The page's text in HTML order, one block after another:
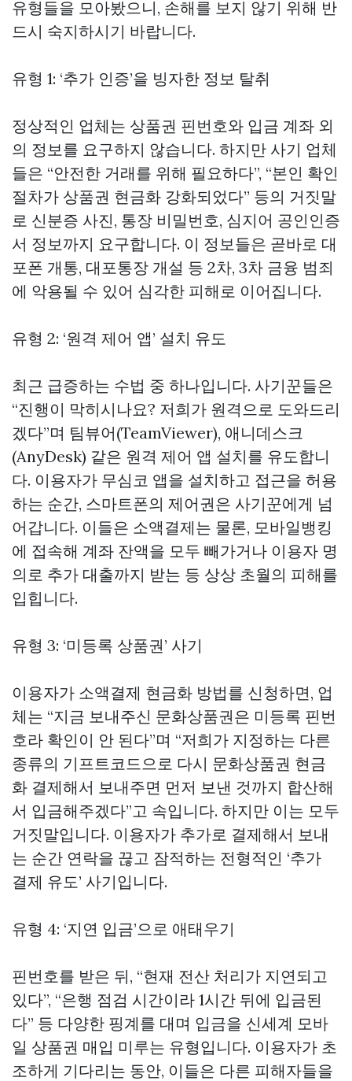
유형들을 모아봤으니, 손해를 보지 않기 위해 반
드시 숙지하시기 바랍니다.
유형 1: ‘추가 인증’을 빙자한 정보 탈취
정상적인 업체는 상품권 핀번호와 입금 계좌 외
의 정보를 요구하지 않습니다. 하지만 사기 업체
들은 “안전한 거래를 위해 필요하다”, “본인 확인
절차가 상품권 현금화 강화되었다” 등의 거짓말
로 신분증 사진, 통장 비밀번호, 심지어 공인인증
서 정보까지 요구합니다. 이 정보들은 곧바로 대
포폰 개통, 대포통장 개설 등 2차, 3차 금융 범죄
에 악용될 수 있어 심각한 피해로 이어집니다.
유형 2: ‘원격 제어 앱’ 설치 유도
최근 급증하는 수법 중 하나입니다. 사기꾼들은
“진행이 막히시나요? 저희가 원격으로 도와드리
겠다”며 팀뷰어(TeamViewer), 애니데스크
(AnyDesk) 같은 원격 제어 앱 설치를 유도합니
다. 이용자가 무심코 앱을 설치하고 접근을 허용
하는 순간, 스마트폰의 제어권은 사기꾼에게 넘
어갑니다. 이들은 소액결제는 물론, 모바일뱅킹
에 접속해 계좌 잔액을 모두 빼가거나 이용자 명
의로 추가 대출까지 받는 등 상상 초월의 피해를
입힙니다.
유형 3: ‘미등록 상품권’ 사기
이용자가 소액결제 현금화 방법를 신청하면, 업
체는 “지금 보내주신 문화상품권은 미등록 핀번
호라 확인이 안 된다”며 “저희가 지정하는 다른
종류의 기프트코드으로 다시 문화상품권 현금
화 결제해서 보내주면 먼저 보낸 것까지 합산해
서 입금해주겠다”고 속입니다. 하지만 이는 모두
거짓말입니다. 이용자가 추가로 결제해서 보내
는 순간 연락을 끊고 잠적하는 전형적인 ‘추가
결제 유도’ 사기입니다.
유형 4: ‘지연 입금’으로 애태우기
핀번호를 받은 뒤, “현재 전산 처리가 지연되고
있다”, “은행 점검 시간이라 1시간 뒤에 입금된
다” 등 다양한 핑계를 대며 입금을 신세계 모바
일 상품권 매입 미루는 유형입니다. 이용자가 초
조하게 기다리는 동안, 이들은 다른 피해자들을